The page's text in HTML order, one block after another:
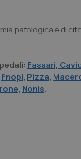
patologica e di
Fassari,
Fnopi, Pizza,
, Nonis.
_ga